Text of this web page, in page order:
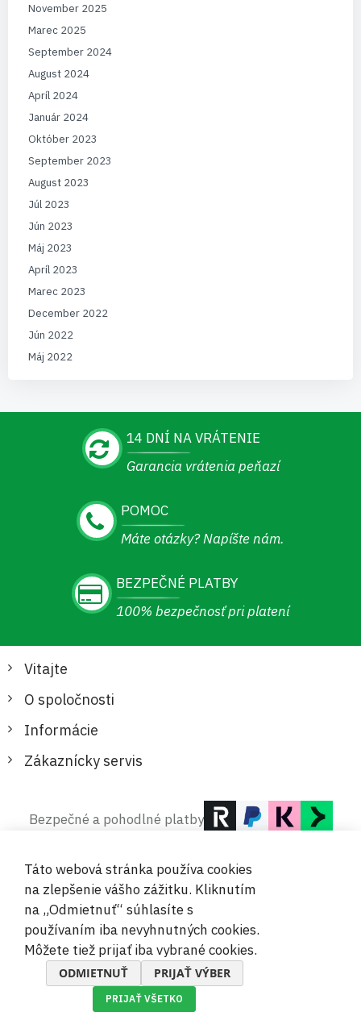
November 2025
Marec 2025
September 2024
August 2024
Apríl 2024
Január 2024
Október 2023
September 2023
August 2023
Júl 2023
Jún 2023
Máj 2023
Apríl 2023
Marec 2023
December 2022
Jún 2022
Máj 2022
14 DNÍ NA VRÁTENIE
Garancia vrátenia peňazí
POMOC
Máte otázky? Napíšte nám.
BEZPEČNÉ PLATBY
100% bezpečnosť pri platení
Vitajte
O spoločnosti
Informácie
Zákaznícky servis
Bezpečné a pohodlné platby
© 2019-2026 Megamix s.r.o.
Táto webová stránka používa cookies
na zlepšenie vášho zážitku. Kliknutím
na „Odmietnuť“ súhlasíte s
používaním iba nevyhnutných cookies.
Môžete tiež prijať iba vybrané cookies.
ODMIETNUŤ PRIJAŤ VÝBER
PRIJAŤ VŠETKO